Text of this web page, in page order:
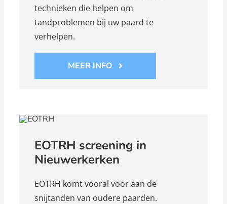
technieken die helpen om
tandproblemen bij uw paard te
verhelpen.
MEER INFO
EOTRH screening in
Nieuwerkerken
EOTRH komt vooral voor aan de
snijtanden van oudere paarden.